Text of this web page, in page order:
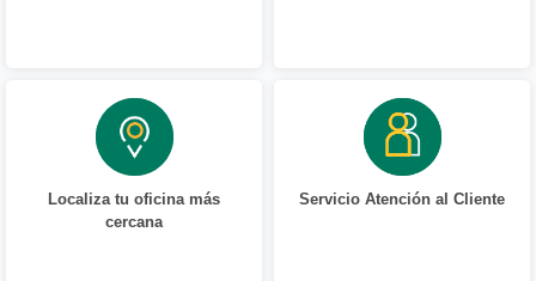
Localiza tu oficina más
cercana
Servicio Atención al Cliente